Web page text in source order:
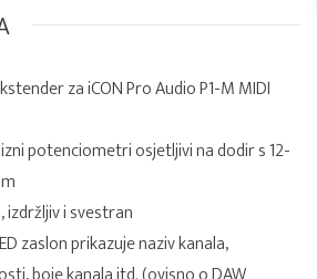
za iCON Pro Audio P1-M MIDI
potenciometri osjetljivi na dodir s 12-
i svestran
zaslon prikazuje naziv kanala,